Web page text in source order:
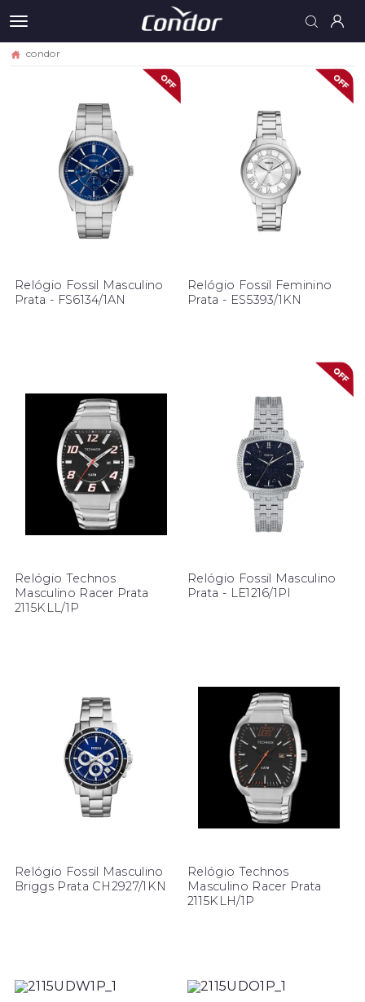
condor
Relógio Fossil Masculino
Prata - FS6134/1AN
Relógio Fossil Feminino
Prata - ES5393/1KN
Relógio Technos
Masculino Racer Prata
2115KLL/1P
Relógio Fossil Masculino
Prata - LE1216/1PI
Relógio Fossil Masculino
Briggs Prata CH2927/1KN
Relógio Technos
Masculino Racer Prata
2115KLH/1P